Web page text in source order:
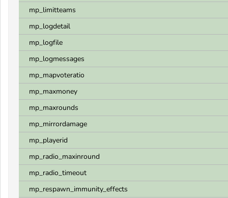
mp_limitteams
mp_logdetail
mp_logfile
mp_logmessages
mp_mapvoteratio
mp_maxmoney
mp_maxrounds
mp_mirrordamage
mp_playerid
mp_radio_maxinround
mp_radio_timeout
mp_respawn_immunity_effects